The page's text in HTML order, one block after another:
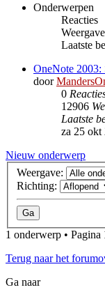
Onderwerpen
Reacties
Laatste
OneNote 2003:
door
0
12906
Laatste
za 25 okt
Nieuw onderwerp
Weergave:
Richting:
1 onderwerp • Pagina
Terug naar het
Ga naar